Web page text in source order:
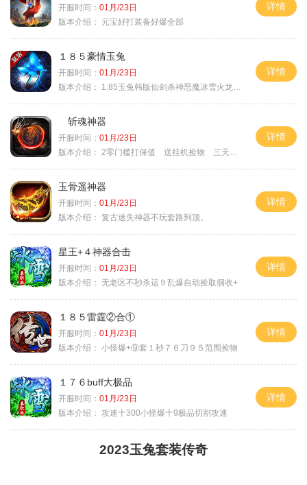
开服时间： 01月/23日
版本介绍：
元宝好打装备好爆全部
详情
１８５豪情玉兔
开服时间： 01月/23日
版本介绍：
1.85玉兔韩版仙剑杀神恶魔冰雪火龙神器专属
详情
斩魂神器
开服时间： 01月/23日
版本介绍： 2零门槛打保值 送挂机捡物 三天合区
详情
玉骨遥神器
开服时间： 01月/23日
版本介绍： 复古迷失神器不玩套路到顶。
详情
星王+４神器合击
开服时间： 01月/23日
版本介绍： 无老区不秒杀运９乱爆自动捡取徊收+
详情
１８５雷霆②合①
开服时间： 01月/23日
版本介绍： 小怪爆+⑨套１秒７６刀９５范围捡物
详情
１７６buff大极品
开服时间： 01月/23日
版本介绍： 攻速十300小怪爆十9极品切割攻速
详情
2023玉兔套装传奇